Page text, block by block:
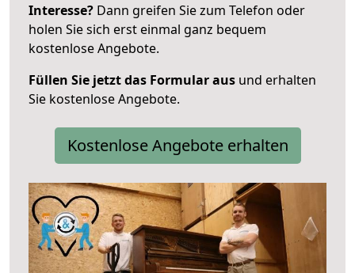
Interesse? Dann greifen Sie zum Telefon oder
holen Sie sich erst einmal ganz bequem
kostenlose Angebote.
Füllen Sie jetzt das Formular aus und erhalten
Sie kostenlose Angebote.
Kostenlose Angebote erhalten